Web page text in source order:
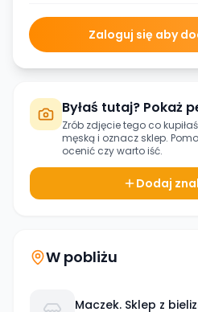
Zaloguj się aby
Byłaś tutaj? Pokaż
Zrób zdjęcie tego co
męskąi oznacz sklep.
ocenić czy warto iść.
Dodaj
W pobliżu
Maczek. Sklep z